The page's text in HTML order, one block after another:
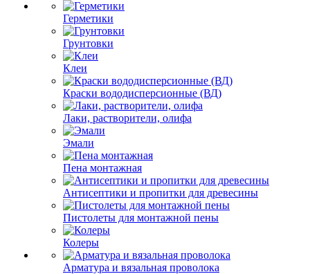
Герметики
Грунтовки
Клеи
Краски вододисперсионные (ВД)
Лаки, растворители, олифа
Эмали
Пена монтажная
Антисептики и пропитки для древесины
Пистолеты для монтажной пены
Колеры
Арматура и вязальная проволока